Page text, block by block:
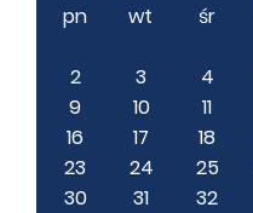
pn
wt śr
2
3 4
9
10 11
16
17 18
23
24 25
30
31 32